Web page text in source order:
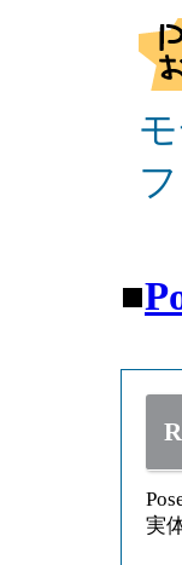
■
実